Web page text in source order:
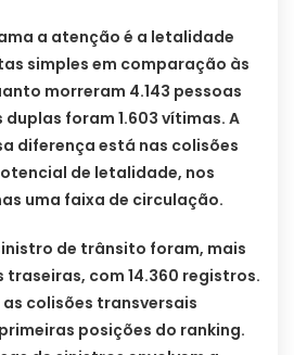
a atenção é a letalidade
simples em comparação às
morreram 4.143 pessoas
duplas foram 1.603 vítimas. A
diferença está nas colisões
de letalidade, nos
uma faixa de circulação.
de trânsito foram, mais
traseiras, com 14.360 registros.
colisões transversais
posições do ranking.